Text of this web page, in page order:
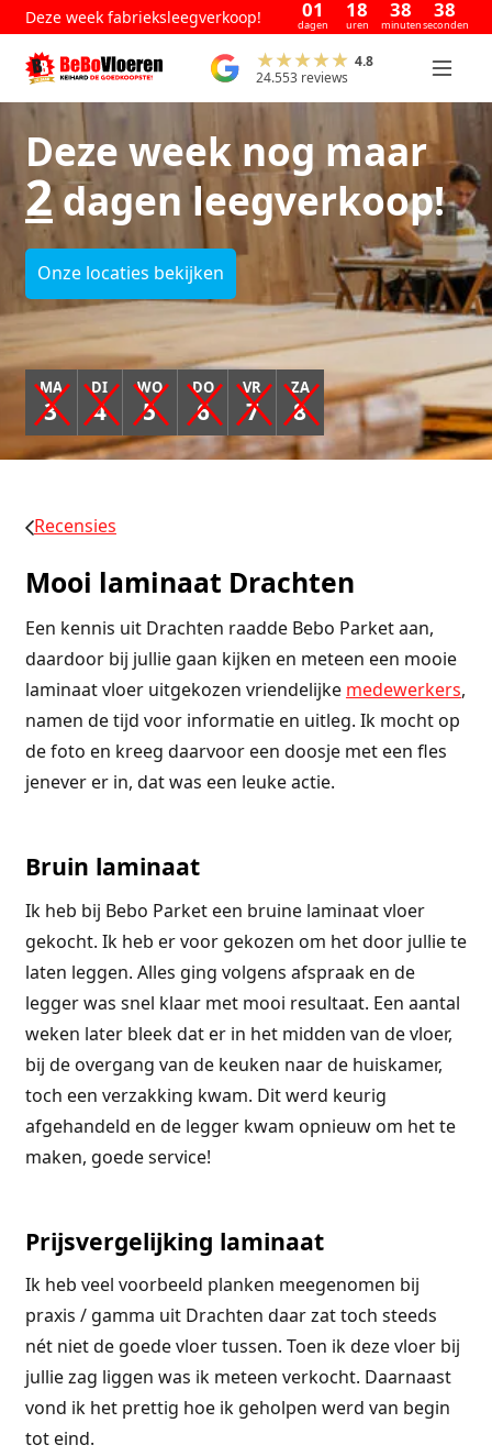
Deze week fabrieksleegverkoop! 01
dagen
18
uren
38
minuten
37
seconden
4.8
24.553 reviews
Deze week nog maar
2dagen leegverkoop!
Onze locaties bekijken
MA
3
DI
4
WO
5
DO
6
VR
7
ZA
8
Recensies
Mooi laminaat Drachten
Een kennis uit Drachten raadde Bebo Parket aan,
daardoor bij jullie gaan kijken en meteen een mooie
laminaat vloer uitgekozen vriendelijke medewerkers,
namen de tijd voor informatie en uitleg. Ik mocht op
de foto en kreeg daarvoor een doosje met een fles
jenever er in, dat was een leuke actie.
Bruin laminaat
Ik heb bij Bebo Parket een bruine laminaat vloer
gekocht. Ik heb er voor gekozen om het door jullie te
laten leggen. Alles ging volgens afspraak en de
legger was snel klaar met mooi resultaat. Een aantal
weken later bleek dat er in het midden van de vloer,
bij de overgang van de keuken naar de huiskamer,
toch een verzakking kwam. Dit werd keurig
afgehandeld en de legger kwam opnieuw om het te
maken, goede service!
Prijsvergelijking laminaat
Ik heb veel voorbeeld planken meegenomen bij
praxis / gamma uit Drachten daar zat toch steeds
nét niet de goede vloer tussen. Toen ik deze vloer bij
jullie zag liggen was ik meteen verkocht. Daarnaast
vond ik het prettig hoe ik geholpen werd van begin
tot eind.